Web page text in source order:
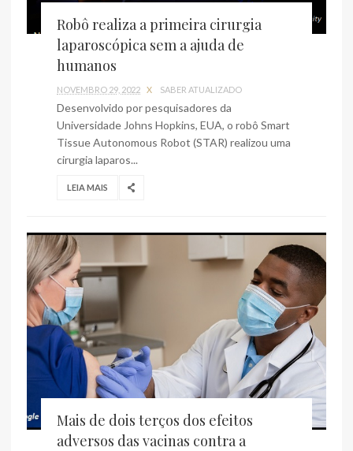
Robô realiza a primeira cirurgia
laparoscópica sem a ajuda de
humanos
NOVEMBRO 29, 2022 X SABER ATUALIZADO
Desenvolvido por pesquisadores da
Universidade Johns Hopkins, EUA, o robô Smart
Tissue Autonomous Robot (STAR) realizou uma
cirurgia laparos...
LEIA MAIS
Mais de dois terços dos efeitos
adversos das vacinas contra a